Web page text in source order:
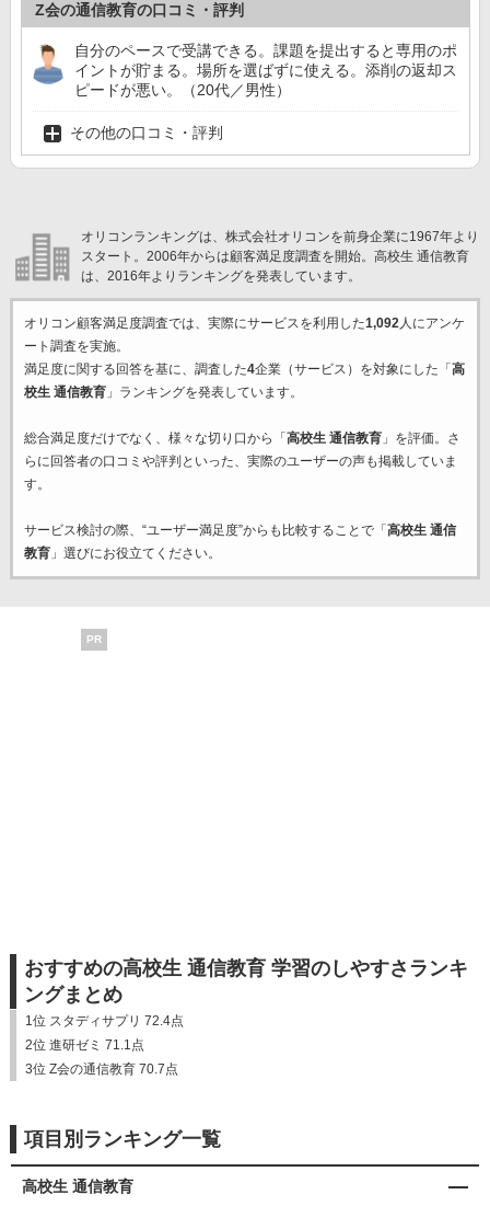
Z会の通信教育の口コミ・評判
自分のペースで受講できる。課題を提出すると専用のポ
イントが貯まる。場所を選ばずに使える。添削の返却ス
ピードが悪い。（20代／男性）
その他の口コミ・評判
オリコンランキングは、株式会社オリコンを前身企業に1967年より
スタート。2006年からは顧客満足度調査を開始。高校生 通信教育
は、2016年よりランキングを発表しています。
オリコン顧客満足度調査では、実際にサービスを利用した1,092人にアンケ
ート調査を実施。
満足度に関する回答を基に、調査した4企業（サービス）を対象にした「 高
校生 通信教育」ランキングを発表しています。
総合満足度だけでなく、様々な切り口から「 高校生 通信教育」を評価。さ
らに回答者の口コミや評判といった、実際のユーザーの声も掲載していま
す。
サービス検討の際、“ユーザー満足度”からも比較することで「 高校生 通信
教育」選びにお役立てください。
PR
おすすめの高校生 通信教育 学習のしやすさランキ
ングまとめ
1位 スタディサプリ 72.4点
2位 進研ゼミ 71.1点
3位 Z会の通信教育 70.7点
項目別ランキング一覧
高校生 通信教育